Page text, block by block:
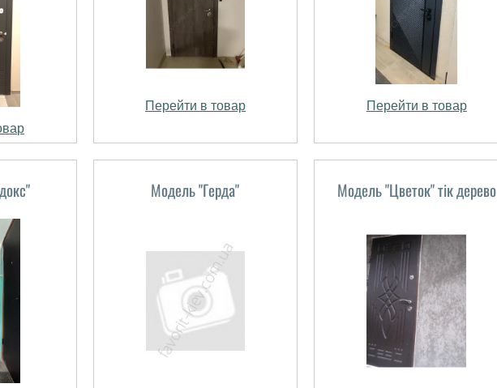
Перейти в товар Перейти в товар
Модель "Герда" Модель "Цветок" тік дерево